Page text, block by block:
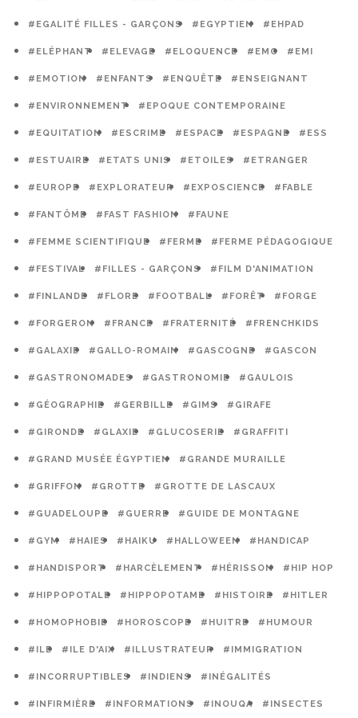
#EGALITÉ FILLES - GARÇONS #EGYPTIEN #EHPAD
#ELÉPHANT #ELEVAGE #ELOQUENCE #EMC #EMI
#EMOTION #ENFANTS #ENQUÊTE #ENSEIGNANT
#ENVIRONNEMENT #EPOQUE CONTEMPORAINE
#EQUITATION #ESCRIME #ESPACE #ESPAGNE #ESS
#ESTUAIRE #ETATS UNIS #ETOILES #ETRANGER
#EUROPE #EXPLORATEUR #EXPOSCIENCE #FABLE
#FANTÔME #FAST FASHION #FAUNE
#FEMME SCIENTIFIQUE #FERME #FERME PÉDAGOGIQUE
#FESTIVAL #FILLES - GARÇONS #FILM D'ANIMATION
#FINLANDE #FLORE #FOOTBALL #FORÊT #FORGE
#FORGERON #FRANCE #FRATERNITÉ #FRENCHKIDS
#GALAXIE #GALLO-ROMAIN #GASCOGNE #GASCON
#GASTRONOMADES #GASTRONOMIE #GAULOIS
#GÉOGRAPHIE #GERBILLE #GIMS #GIRAFE
#GIRONDE #GLAXIE #GLUCOSERIE #GRAFFITI
#GRAND MUSÉE ÉGYPTIEN #GRANDE MURAILLE
#GRIFFON #GROTTE #GROTTE DE LASCAUX
#GUADELOUPE #GUERRE #GUIDE DE MONTAGNE
#GYM #HAIES #HAIKU #HALLOWEEN #HANDICAP
#HANDISPORT #HARCÈLEMENT #HÉRISSON #HIP HOP
#HIPPOPOTALE #HIPPOPOTAME #HISTOIRE #HITLER
#HOMOPHOBIE #HOROSCOPE #HUITRE #HUMOUR
#ILE #ILE D'AIX #ILLUSTRATEUR #IMMIGRATION
#INCORRUPTIBLES #INDIENS #INÉGALITÉS
#INFIRMIÈRE #INFORMATIONS #INOUQA #INSECTES